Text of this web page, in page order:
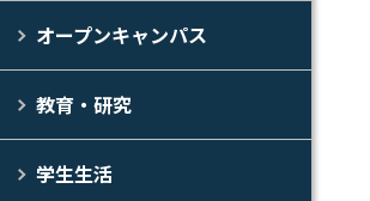
オープンキャンパス
教育・研究
学生生活